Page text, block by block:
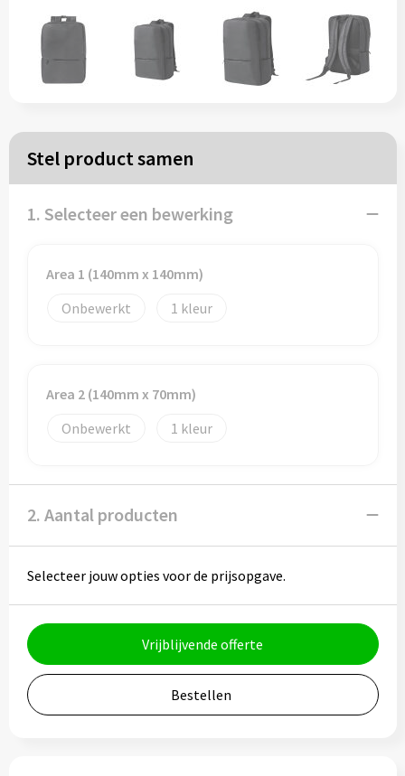
Papieren tassen
Reistassen
Rugzakken
Schoudertassen
Merken
Notaboekjes
Zelfklevende memo's
Notablokken
Stel product samen
1. Selecteer een bewerking
Area 1 (140mm x 140mm)
Onbewerkt
1
Area 2 (140mm x 70mm)
Onbewerkt
1
2. Aantal producten
Selecteer jouw opties voor de prijsopgave.
Vrijblijvende offerte
Bestellen